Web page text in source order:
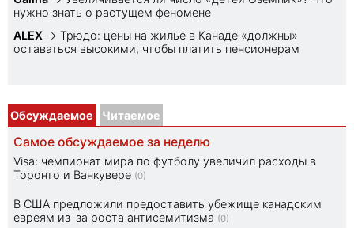
нужно знать о растущем феномене
ALEX → Трюдо: цены на жилье в Канаде «должны»
оставаться высокими, чтобы платить пенсионерам
Обсуждаемое Читаемое
Самое обсуждаемое за неделю
Visa: чемпионат мира по футболу увеличил расходы в
Торонто и Ванкувере (0)
В США предложили предоставить убежище канадским
евреям из-за роста антисемитизма (0)